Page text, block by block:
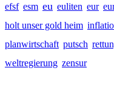
efsf esm eu euliten eur
holt unser gold heim
planwirtschaft putsch
weltregierung zensur